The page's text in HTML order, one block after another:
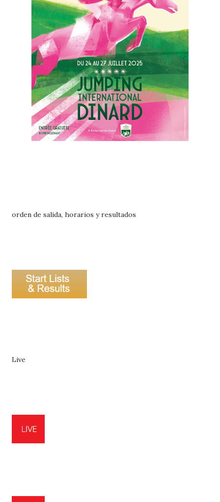
orden de salida, horarios y resultados
Live